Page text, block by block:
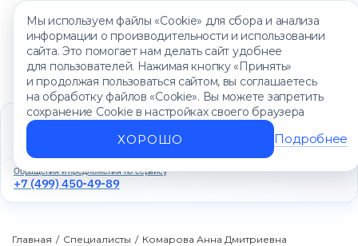
Мы используем файлы «Cookie» для сбора и анализа
информации о производительности и использовании
сайта. Это помогает нам делать сайт удобнее
для пользователей. Нажимая кнопку «Принять»
и продолжая пользоваться сайтом, вы соглашаетесь
на обработку файлов «Cookie». Вы можете запретить
сохранение Cookie в настройках своего браузера
ХОРОШО Подробнее
Единый контакт-центр
+7 (499) 450-88-89
Ежедневно с 8:00 до 20:00
Обращения и предложения по сервису
+7 (499) 450-49-89
Главная / Специалисты / Комарова Анна Дмитриевна